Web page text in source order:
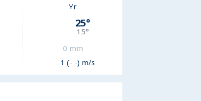
Yr
25°
15°
0 mm
1 (- -) m/s